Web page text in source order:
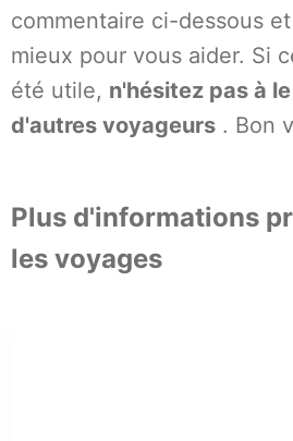
commentaire ci-dessous
mieux pour vous aider. Si
été utile, n'hésitez pas à
d'autres voyageurs . Bon
Plus d'informations
les voyages